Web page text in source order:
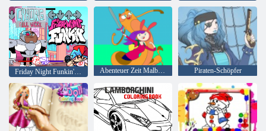
Abenteuer Zeit Malbuch Piraten-Schöpfer